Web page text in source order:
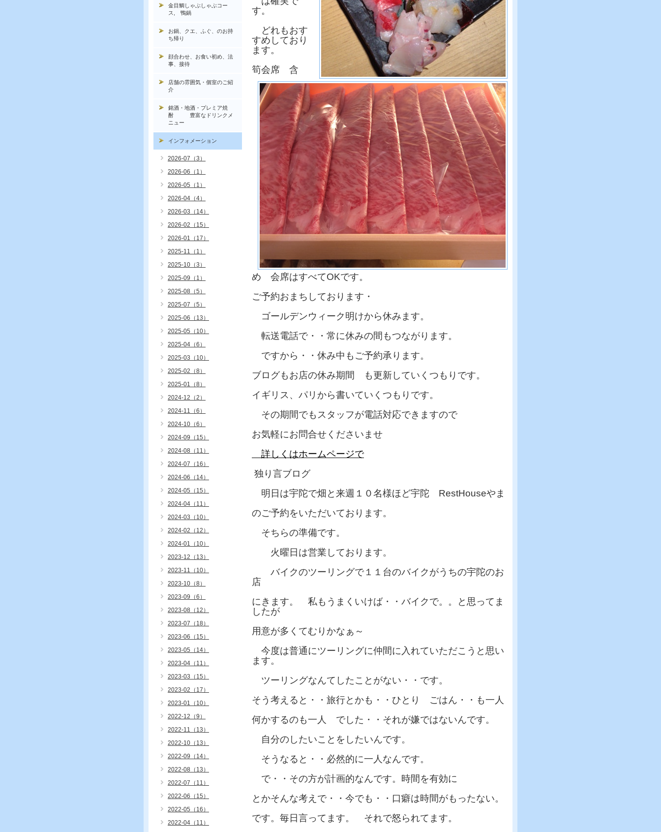
す。
どれもおす
すめしており
ます。
筍会席 含
め 会席はすべてOKです。
ご予約おまちしております・
ゴールデンウィーク明けから休みます。
転送電話で・・常に休みの間もつながります。
ですから・・休み中もご予約承ります。
ブログもお店の休み期間 も更新していくつもりです。
イギリス、パリから書いていくつもりです。
その期間でもスタッフが電話対応できますので
お気軽にお問合せくださいませ
詳しくはホームページで
独り言ブログ
明日は宇陀で畑と来週１０名様ほど宇陀 RestHouseやま
のご予約をいただいております。
そちらの準備です。
火曜日は営業しております。
バイクのツーリングで１１台のバイクがうちの宇陀のお
店
にきます。 私もうまくいけば・・バイクで。。と思ってま
したが
用意が多くてむりかなぁ～
今度は普通にツーリングに仲間に入れていただこうと思い
ます。
ツーリングなんてしたことがない・・です。
そう考えると・・旅行とかも・・ひとり ごはん・・も一人
何かするのも一人 でした・・それが嫌ではないんです。
自分のしたいことをしたいんです。
そうなると・・必然的に一人なんです。
で・・その方が計画的なんです。時間を有効に
とかそんな考えで・・今でも・・口癖は時間がもったない。
です。毎日言ってます。 それで怒られてます。
金目鯛しゃぶしゃぶコー
ス, 鴨鍋
お鍋、クエ、ふぐ、のお持
ち帰り
顔合わせ、お食い初め、法
事、接待
店舗の雰囲気・個室のご紹
介
銘酒・地酒・プレミア焼
酎 豊富なドリンクメ
ニュー
インフォメーション
2026-07（3）
2026-06（1）
2026-05（1）
2026-04（4）
2026-03（14）
2026-02（15）
2026-01（17）
2025-11（1）
2025-10（3）
2025-09（1）
2025-08（5）
2025-07（5）
2025-06（13）
2025-05（10）
2025-04（6）
2025-03（10）
2025-02（8）
2025-01（8）
2024-12（2）
2024-11（6）
2024-10（6）
2024-09（15）
2024-08（11）
2024-07（16）
2024-06（14）
2024-05（15）
2024-04（11）
2024-03（10）
2024-02（12）
2024-01（10）
2023-12（13）
2023-11（10）
2023-10（8）
2023-09（6）
2023-08（12）
2023-07（18）
2023-06（15）
2023-05（14）
2023-04（11）
2023-03（15）
2023-02（17）
2023-01（10）
2022-12（9）
2022-11（13）
2022-10（13）
2022-09（14）
2022-08（13）
2022-07（11）
2022-06（15）
2022-05（16）
2022-04（11）